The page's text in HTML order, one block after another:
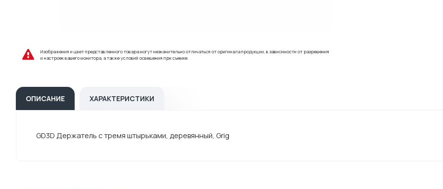
Изображения и цвет представленного товара могут незначительно отличаться от оригинала продукции, в зависимости от разрешения
и настроек вашего монитора, а также условий освещения при съемке.
ОПИСАНИЕ ХАРАКТЕРИСТИКИ
GD3D Держатель с тремя штырьками, деревянный, Grig